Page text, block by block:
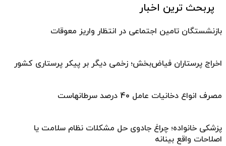
پربحث ترین اخبار
بازنشستگان تامین اجتماعی در انتظار واریز معوقات
اخراج پرستاران فیاض‌بخش؛ زخمی دیگر بر پیکر پرستاری کشور
مصرف انواع دخانیات عامل 40 درصد سرطانهاست
پزشکی خانواده؛ چراغ جادوی حل مشکلات نظام سلامت یا
اصلاحات واقع بینانه